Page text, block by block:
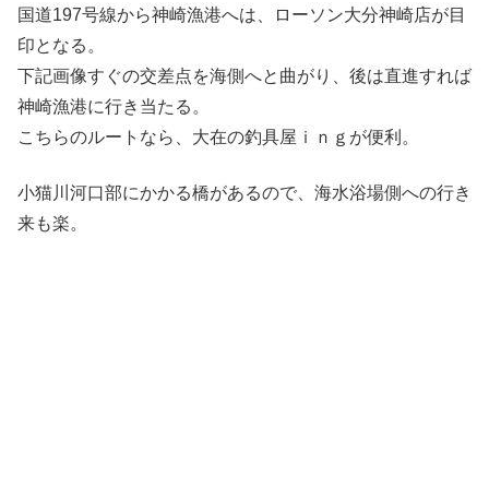
国道197号線から神崎漁港へは、ローソン大分神崎店が目
印となる。
下記画像すぐの交差点を海側へと曲がり、後は直進すれば
神崎漁港に行き当たる。
こちらのルートなら、大在の釣具屋ｉｎｇが便利。
小猫川河口部にかかる橋があるので、海水浴場側への行き
来も楽。